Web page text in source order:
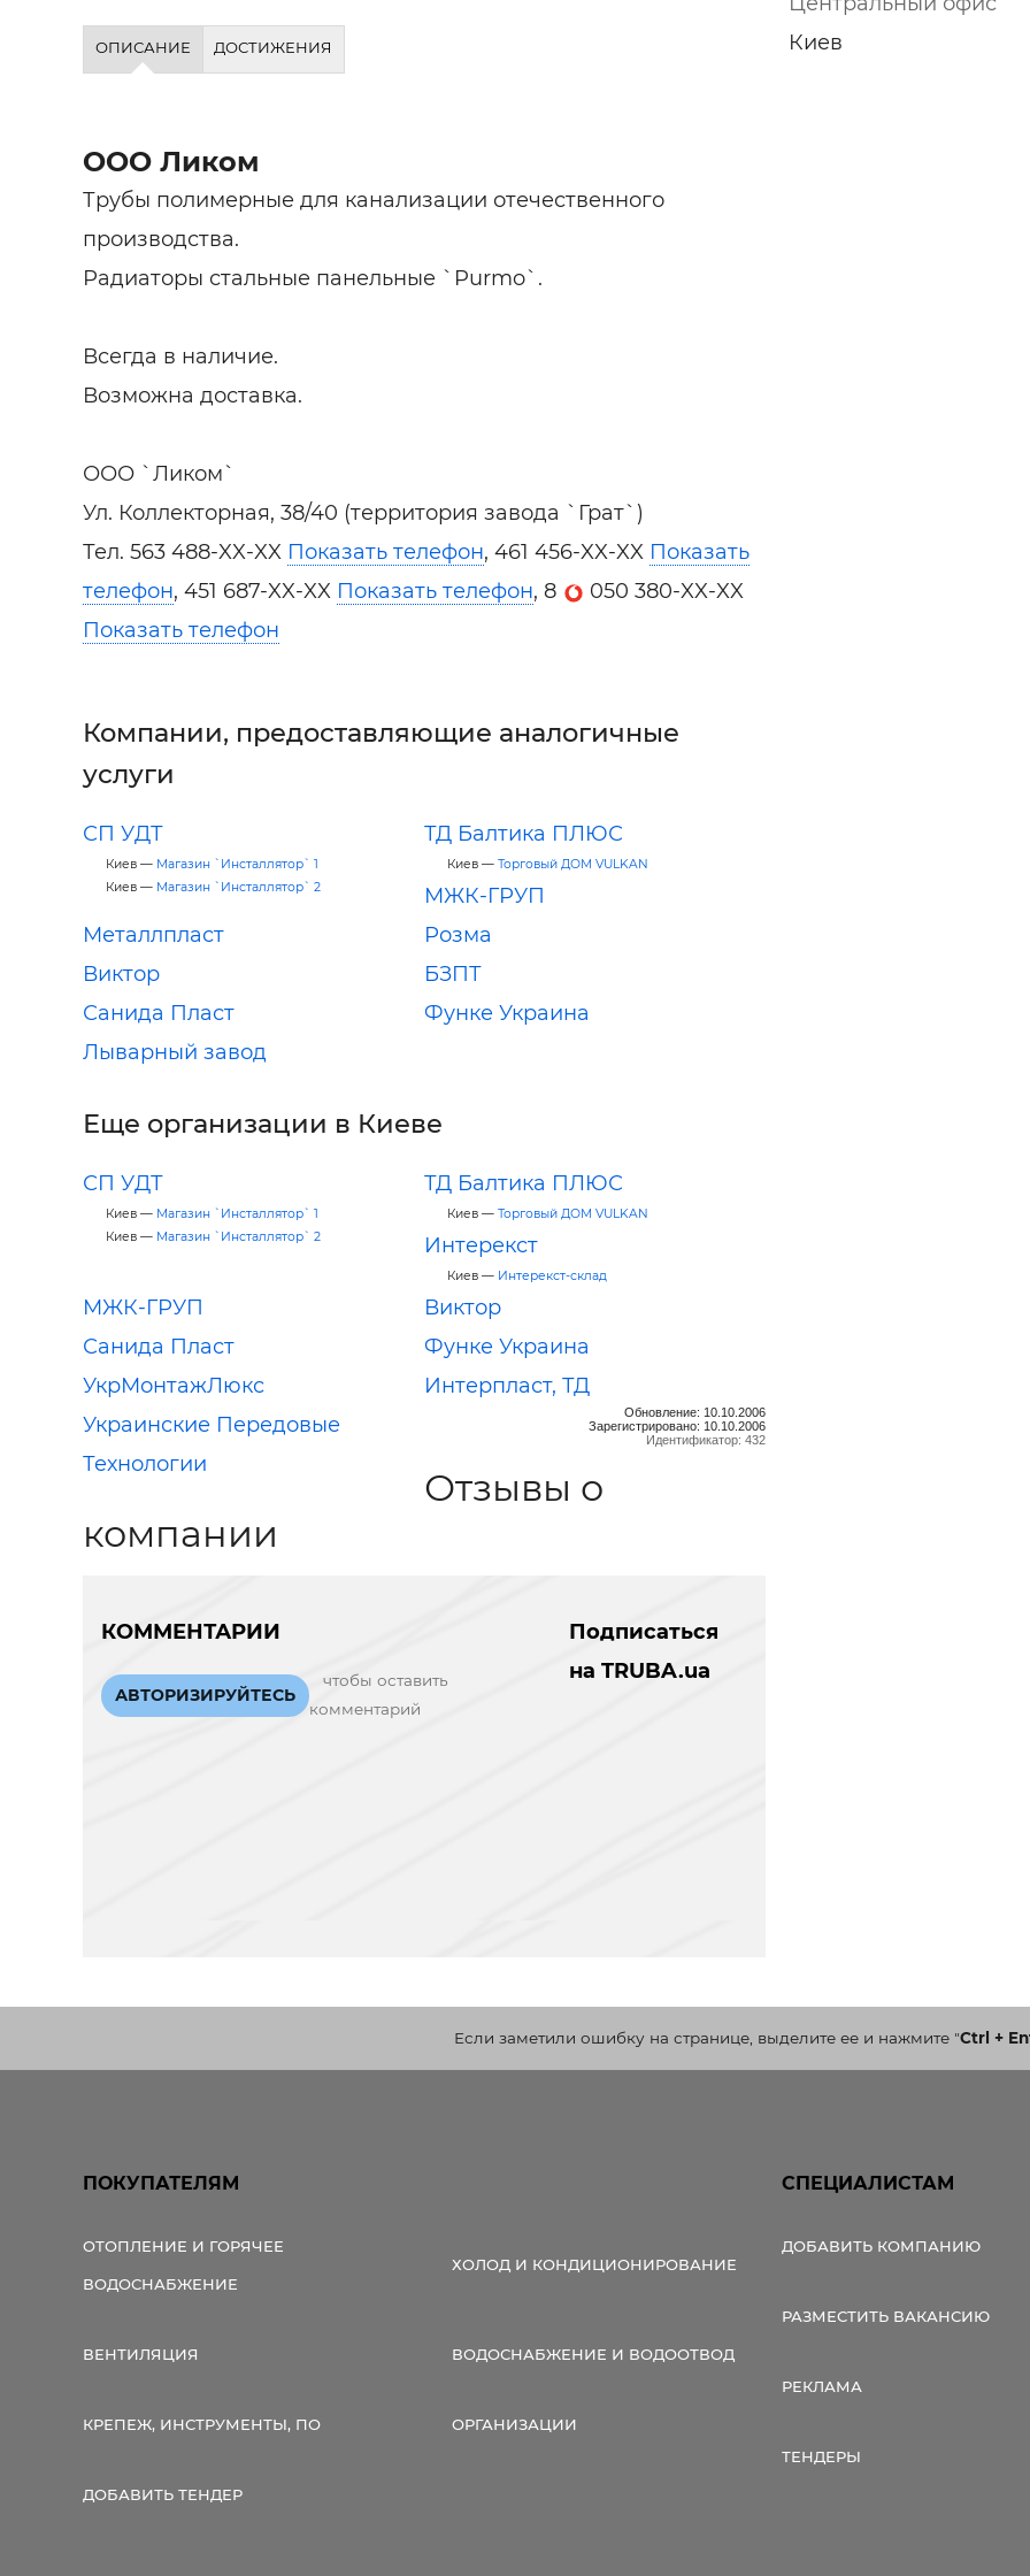
ОПИСАНИЕ ДОСТИЖЕНИЯ
ООО Ликом
Трубы полимерные для канализации отечественного
производства.
Радиаторы стальные панельные `Purmo`.
Всегда в наличие.
Возможна доставка.
ООО `Ликом`
Ул. Коллекторная, 38/40 (территория завода `Грат`)
Тел. 563 488-XX-XX Показать телефон, 461 456-XX-XX Показать
телефон, 451 687-XX-XX Показать телефон, 8
050 380-XX-XX
Показать телефон
Компании, предоставляющие аналогичные
услуги
СП УДТ
Киев — Магазин `Инсталлятор` 1
Киев — Магазин `Инсталлятор` 2
ТД Балтика ПЛЮС
Киев — Торговый ДОМ VULKAN
МЖК-ГРУП
Металлпласт
Розма
Виктор
БЗПТ
Санида Пласт
Функе Украина
Лыварный завод
Еще организации в Киеве
СП УДТ
Киев — Магазин `Инсталлятор` 1
Киев — Магазин `Инсталлятор` 2
ТД Балтика ПЛЮС
Киев — Торговый ДОМ VULKAN
Интерекст
Киев — Интерекст-склад
МЖК-ГРУП
Виктор
Санида Пласт
Функе Украина
УкрМонтажЛюкс
Интерпласт, ТД
Украинские Передовые
Технологии
Обновление: 10.10.2006
Зарегистрировано: 10.10.2006
Идентификатор: 432
Отзывы о
компании
КОММЕНТАРИИ
АВТОРИЗИРУЙТЕСЬ
чтобы оставить
комментарий
Подписаться
на TRUBA.ua
Киев
Если заметили ошибку на странице, выделите ее и нажмите"Ctrl +
ПОКУПАТЕЛЯМ
ОТОПЛЕНИЕ И ГОРЯЧЕЕ
ВОДОСНАБЖЕНИЕ
ХОЛОД И КОНДИЦИОНИРОВАНИЕ
ВЕНТИЛЯЦИЯ ВОДОСНАБЖЕНИЕ И ВОДООТВОД
КРЕПЕЖ, ИНСТРУМЕНТЫ, ПО ОРГАНИЗАЦИИ
ДОБАВИТЬ ТЕНДЕР
СПЕЦИАЛИСТАМ
ДОБАВИТЬ КОМПАНИЮ
РАЗМЕСТИТЬ ВАКАНСИЮ
РЕКЛАМА
ТЕНДЕРЫ